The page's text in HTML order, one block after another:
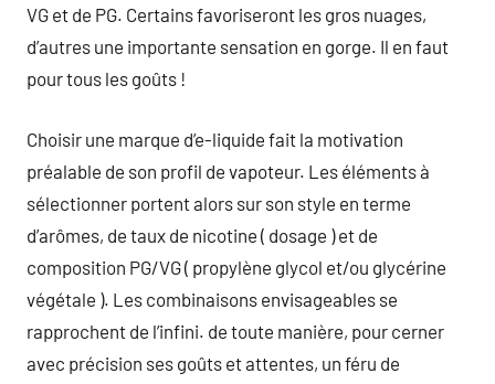
VG et de PG. Certains favoriseront les gros nuages,
d’autres une importante sensation en gorge. Il en faut
pour tous les goûts !
Choisir une marque d’e-liquide fait la motivation
préalable de son profil de vapoteur. Les éléments à
sélectionner portent alors sur son style en terme
d’arômes, de taux de nicotine ( dosage ) et de
composition PG/VG ( propylène glycol et/ou glycérine
végétale ). Les combinaisons envisageables se
rapprochent de l’infini. de toute manière, pour cerner
avec précision ses goûts et attentes, un féru de